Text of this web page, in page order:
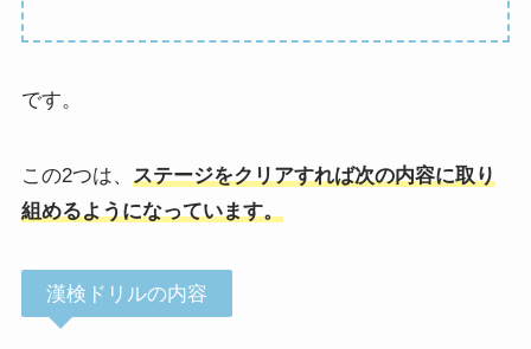
です。
この2つは、 ステージをクリアすれば次の内容に取り
組めるようになっています。
漢検ドリルの内容